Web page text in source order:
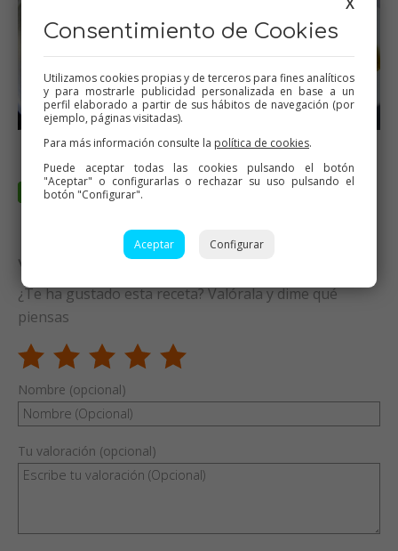
Valora esta receta
¿Te ha gustado esta receta? Valórala y dime qué
piensas
Nombre (opcional)
Tu valoración (opcional)
Consentimiento de Cookies
Utilizamos cookies propias y de terceros para fines analíticos
y para mostrarle publicidad personalizada en base a un
perfil elaborado a partir de sus hábitos de navegación (por
ejemplo, páginas visitadas).
Para más información consulte la política de cookies.
Puede aceptar todas las cookies pulsando el botón
"Aceptar" o configurarlas o rechazar su uso pulsando el
botón "Configurar".
Aceptar Configurar